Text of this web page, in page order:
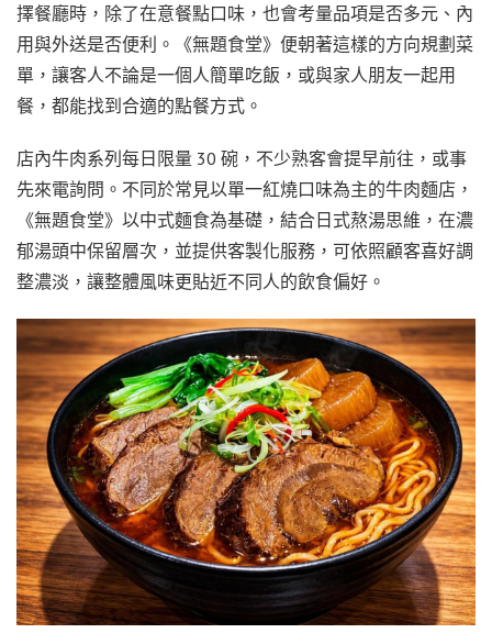
擇餐廳時，除了在意餐點口味，也會考量品項是否多元、內
用與外送是否便利。《無題食堂》便朝著這樣的方向規劃菜
單，讓客人不論是一個人簡單吃飯，或與家人朋友一起用
餐，都能找到合適的點餐方式。
店內牛肉系列每日限量 30 碗，不少熟客會提早前往，或事
先來電詢問。不同於常見以單一紅燒口味為主的牛肉麵店，
《無題食堂》以中式麵食為基礎，結合日式熬湯思維，在濃
郁湯頭中保留層次，並提供客製化服務，可依照顧客喜好調
整濃淡，讓整體風味更貼近不同人的飲食偏好。